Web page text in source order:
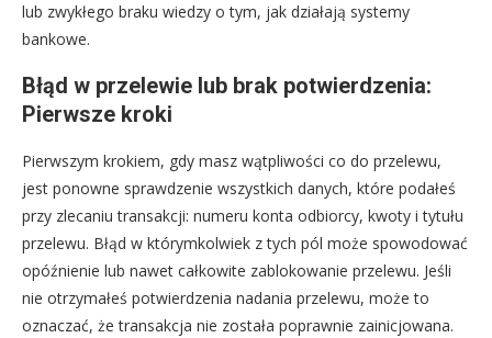
lub zwykłego braku wiedzy o tym, jak działają systemy
bankowe.
Błąd w przelewie lub brak potwierdzenia:
Pierwsze kroki
Pierwszym krokiem, gdy masz wątpliwości co do przelewu,
jest ponowne sprawdzenie wszystkich danych, które podałeś
przy zlecaniu transakcji: numeru konta odbiorcy, kwoty i tytułu
przelewu. Błąd w którymkolwiek z tych pól może spowodować
opóźnienie lub nawet całkowite zablokowanie przelewu. Jeśli
nie otrzymałeś potwierdzenia nadania przelewu, może to
oznaczać, że transakcja nie została poprawnie zainicjowana.